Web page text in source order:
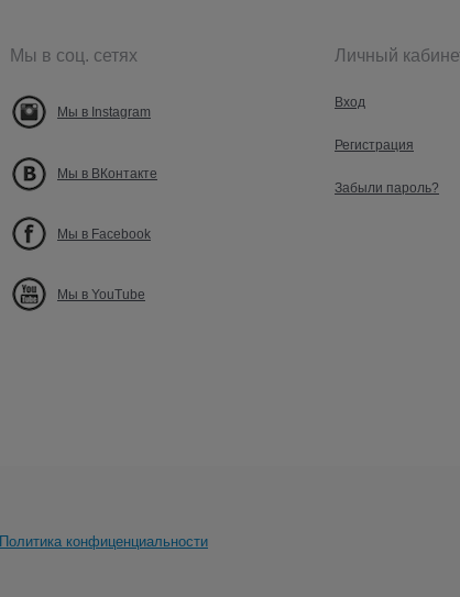
Мы в соц. сетях
Мы в Instagram
Мы в ВКонтакте
Мы в Facebook
Мы в YouTube
Личный
Вход
Регистрация
Забыли пароль?
Политика конфиценциальности